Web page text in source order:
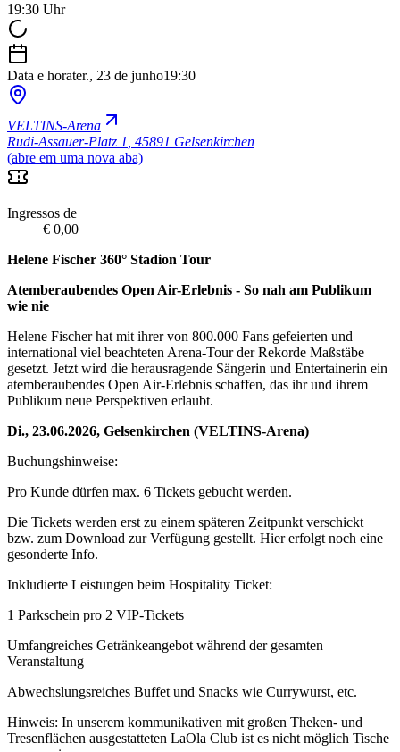
19:30 Uhr
Data e horater., 23 de junho19:30
VELTINS-Arena
Rudi-Assauer-Platz 1 45891 Gelsenkirchen
(abre em uma nova aba)
Ingressos de
€ 0,00
Helene Fischer 360° Stadion Tour
Atemberaubendes Open Air-Erlebnis - So nah am Publikum
wie nie
Helene Fischer hat mit ihrer von 800.000 Fans gefeierten und
international viel beachteten Arena-Tour der Rekorde Maßstäbe
gesetzt. Jetzt wird die herausragende Sängerin und Entertainerin ein
atemberaubendes Open Air-Erlebnis schaffen, das ihr und ihrem
Publikum neue Perspektiven erlaubt.
Di., 23.06.2026, Gelsenkirchen (VELTINS-Arena)
Buchungshinweise:
Pro Kunde dürfen max. 6 Tickets gebucht werden.
Die Tickets werden erst zu einem späteren Zeitpunkt verschickt
bzw. zum Download zur Verfügung gestellt. Hier erfolgt noch eine
gesonderte Info.
Inkludierte Leistungen beim Hospitality Ticket:
1 Parkschein pro 2 VIP-Tickets
Umfangreiches Getränkeangebot während der gesamten
Veranstaltung
Abwechslungsreiches Buffet und Snacks wie Currywurst, etc.
Hinweis: In unserem kommunikativen mit großen Theken- und
Tresenflächen ausgestatteten LaOla Club ist es nicht möglich Tische